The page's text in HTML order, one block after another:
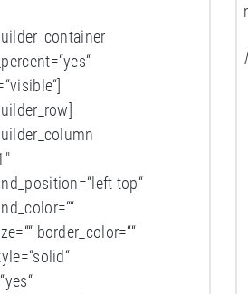
top“
border_color=““